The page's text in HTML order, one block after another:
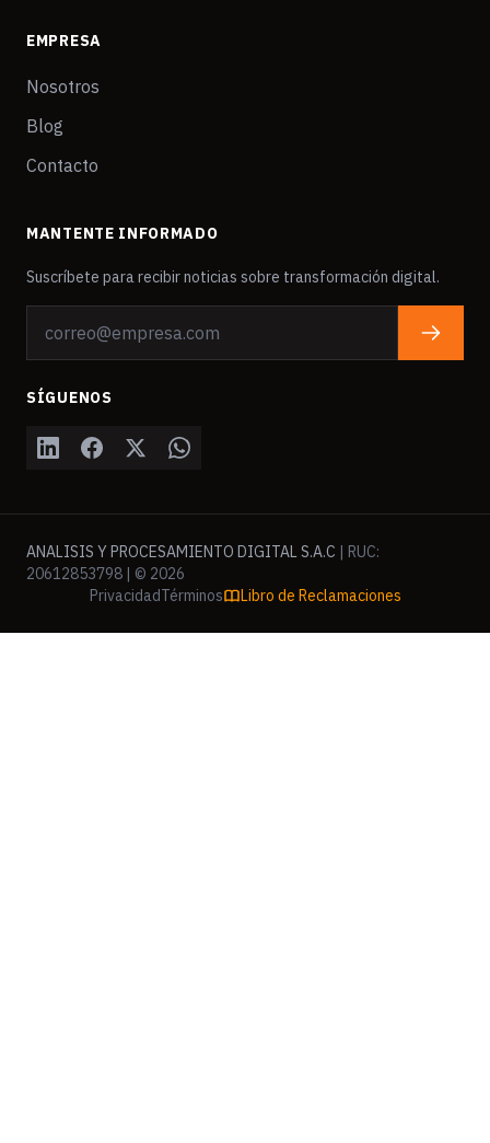
EMPRESA
Nosotros
Blog
Contacto
MANTENTE INFORMADO
Suscríbete para recibir noticias sobre transformación digital.
SÍGUENOS
ANALISIS Y PROCESAMIENTO DIGITAL S.A.C | RUC:
20612853798 | © 2026
PrivacidadTérminos Libro de Reclamaciones